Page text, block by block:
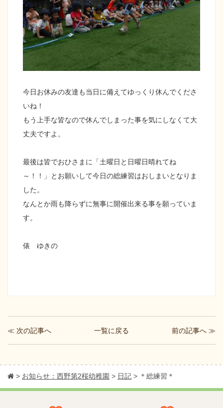
今日お休みの友達も当日に備えてゆっくり休んでくださ
いね！
もう上手な皆なので休んでしまった事を気にしなくて大
丈夫ですよ。
最後は皆でおひさまに「土曜日と日曜日晴れてね
～！！」とお願いして今日の総練習はおしまいとなりま
した。
なんとか雨も降らずに無事に開催出来る事を願っていま
す。
俵 ゆきの
≪ 次の記事へ 一覧に戻る 前の記事へ ≫
> お知らせ：西野第2桜幼稚園 > 日記 > ＊総練習＊